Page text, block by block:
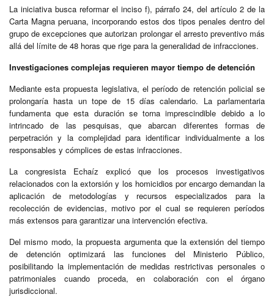
La iniciativa busca reformar el inciso f), párrafo 24, del artículo 2 de la
Carta Magna peruana, incorporando estos dos tipos penales dentro del
grupo de excepciones que autorizan prolongar el arresto preventivo más
allá del límite de 48 horas que rige para la generalidad de infracciones.
Investigaciones complejas requieren mayor tiempo de detención
Mediante esta propuesta legislativa, el período de retención policial se
prolongaría hasta un tope de 15 días calendario. La parlamentaria
fundamenta que esta duración se torna imprescindible debido a lo
intrincado de las pesquisas, que abarcan diferentes formas de
perpetración y la complejidad para identificar individualmente a los
responsables y cómplices de estas infracciones.
La congresista Echaíz explicó que los procesos investigativos
relacionados con la extorsión y los homicidios por encargo demandan la
aplicación de metodologías y recursos especializados para la
recolección de evidencias, motivo por el cual se requieren períodos
más extensos para garantizar una intervención efectiva.
Del mismo modo, la propuesta argumenta que la extensión del tiempo
de detención optimizará las funciones del Ministerio Público,
posibilitando la implementación de medidas restrictivas personales o
patrimoniales cuando proceda, en colaboración con el órgano
jurisdiccional.